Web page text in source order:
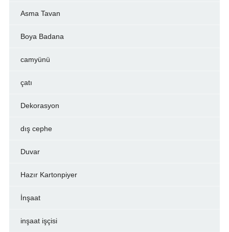
Asma Tavan
Boya Badana
camyünü
çatı
Dekorasyon
dış cephe
Duvar
Hazır Kartonpiyer
İnşaat
inşaat işçisi